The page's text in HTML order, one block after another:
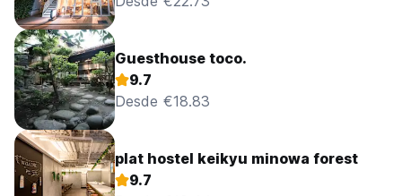
Guesthouse toco.
9.7
Desde €18.83
plat hostel keikyu minowa forest
9.7